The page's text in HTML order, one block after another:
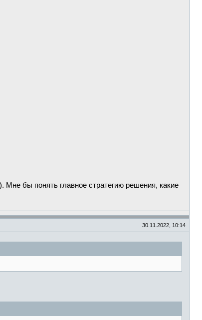
Мне бы понять главное стратегию решения, какие
30.11.2022, 10:14